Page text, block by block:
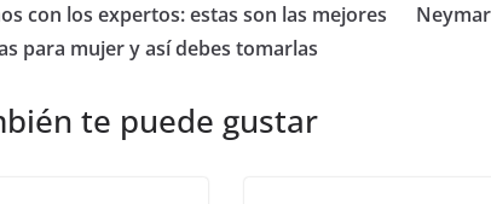
con los expertos: estas son las mejores
para mujer y así debes tomarlas
te puede gustar